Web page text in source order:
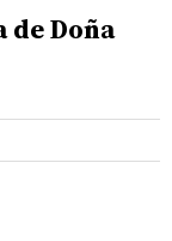
de Doña